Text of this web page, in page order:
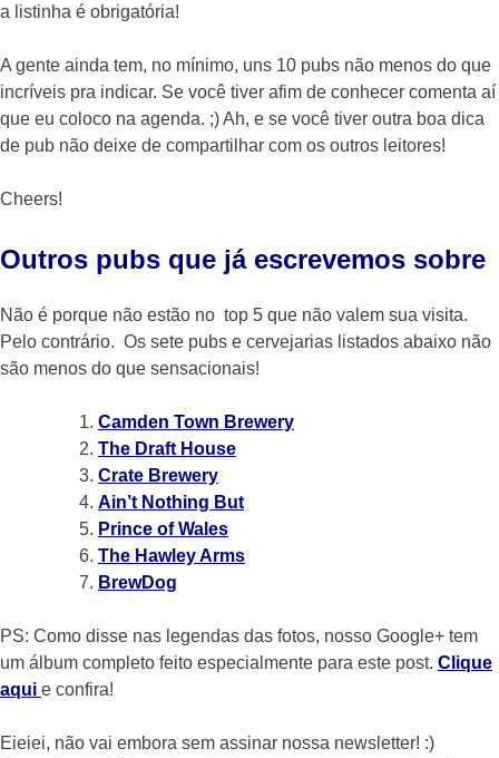
a listinha é obrigatória!
A gente ainda tem, no mínimo, uns 10 pubs não menos do que
incríveis pra indicar. Se você tiver afim de conhecer comenta aí
que eu coloco na agenda. ;) Ah, e se você tiver outra boa dica
de pub não deixe de compartilhar com os outros leitores!
Cheers!
Outros pubs que já escrevemos sobre
Não é porque não estão no top 5 que não valem sua visita.
Pelo contrário. Os sete pubs e cervejarias listados abaixo não
são menos do que sensacionais!
Camden Town Brewery
The Draft House
Crate Brewery
Ain’t Nothing But
Prince of Wales
The Hawley Arms
BrewDog
PS: Como disse nas legendas das fotos, nosso Google+ tem
um álbum completo feito especialmente para este post. Clique
aqui e confira!
Eieiei, não vai embora sem assinar nossa newsletter! :)